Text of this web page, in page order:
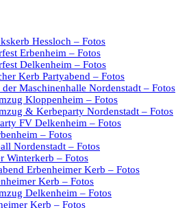
Hessloch – Fotos
Erbenheim – Fotos
Delkenheim – Fotos
Kerb Partyabend – Fotos
Maschinenhalle Nordenstadt – Fotos
Kloppenheim – Fotos
& Kerbeparty Nordenstadt – Fotos
FV Delkenheim – Fotos
– Fotos
Nordenstadt – Fotos
Winterkerb – Fotos
Erbenheimer Kerb – Fotos
Kerb – Fotos
Delkenheim – Fotos
Kerb – Fotos